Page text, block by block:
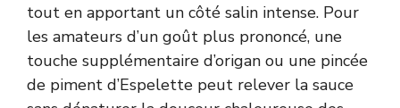
tout en apportant un côté salin intense. Pour
les amateurs d’un goût plus prononcé, une
touche supplémentaire d’origan ou une pincée
de piment d’Espelette peut relever la sauce